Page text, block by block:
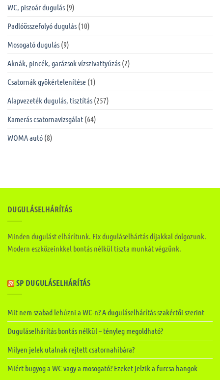
WC, piszoár dugulás (9)
Padlóösszefolyó dugulás (10)
Mosogató dugulás (9)
Aknák, pincék, garázsok vízszivattyúzás (2)
Csatornák gyökértelenítése (1)
Alapvezeték dugulás, tisztítás (257)
Kamerás csatornavizsgálat (64)
WOMA autó (8)
DUGULÁSELHÁRÍTÁS
Minden dugulást elhárítunk. Fix duguláselhártás díjakkal dolgozunk.
Modern eszközeinkkel bontás nélkül tiszta munkát végzünk.
SP DUGULÁSELHÁRÍTÁS
Mit nem szabad lehúzni a WC-n? A duguláselhárítás szakértői szerint
Duguláselhárítás bontás nélkül – tényleg megoldható?
Milyen jelek utalnak rejtett csatornahibára?
Miért bugyog a WC vagy a mosogató? Ezeket jelzik a furcsa hangok